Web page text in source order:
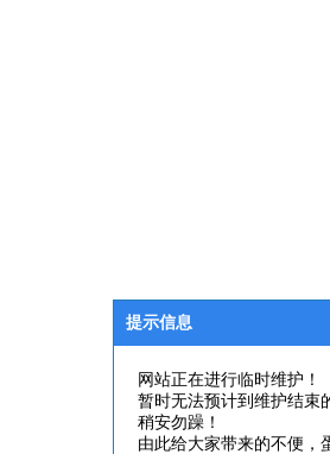
提示信息
网站正在进行临时维护！
暂时无法预计到维护结束
稍安勿躁！
由此给大家带来的不便，